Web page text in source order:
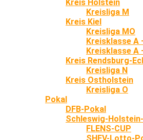
Kreis Holstein
Kreisliga M
Kreis Kiel
Kreisliga MO
Kreisklasse A
Kreisklasse A
Kreis Rendsburg-
Kreisliga N
Kreis Ostholstein
Kreisliga O
Pokal
DFB-Pokal
Schleswig-
FLENS-CUP
SHFV-Lotto-